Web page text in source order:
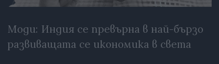
Моди: Индия се превърна в най-бързо
развиващата се икономика в света